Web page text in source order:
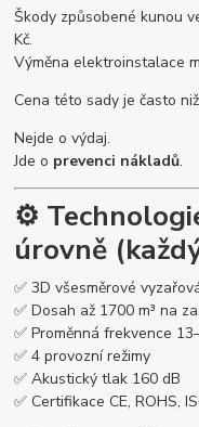
Škody způsobené kunou
Kč.
Výměna elektroinstalace
Cena této sady je často
Nejde o výdaj.
Jde o prevenci nákladů.
⚙️
úrovně
✅ 3D všesměrové
✅ Dosah až 1700 m³ na
✅ Proměnná frekvence
✅ 4 provozní režimy
✅ Akustický tlak 160 dB
✅ Certifikace CE, ROHS,